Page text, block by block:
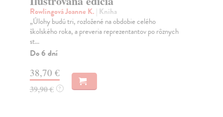
Rowlingová Joanne K. | Kniha
„Úlohy budú tri, rozložené na obdobie celého
školského roka, a preveria reprezentantov po rôznych
st...
Do 6 dní
38,70 €
39,90 € ?